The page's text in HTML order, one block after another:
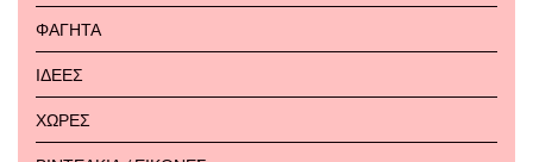
ΦΑΓΗΤΑ
ΙΔΕΕΣ
ΧΩΡΕΣ